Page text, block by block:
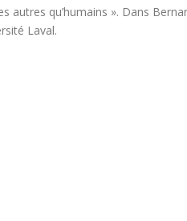
qu’humains ». Dans
Laval.